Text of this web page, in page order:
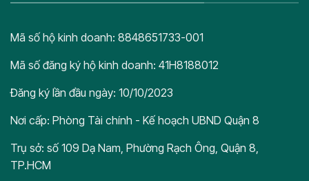
Mã số hộ kinh doanh: 8848651733-001
Mã số đăng ký hộ kinh doanh: 41H8188012
Đăng ký lần đầu ngày: 10/10/2023
Nơi cấp: Phòng Tài chính - Kế hoạch UBND Quận 8
Trụ sở: số 109 Dạ Nam, Phường Rạch Ông, Quận 8,
TP.HCM